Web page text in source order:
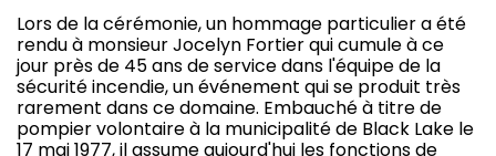
Lors de la cérémonie, un hommage particulier a été
rendu à monsieur Jocelyn Fortier qui cumule à ce
jour près de 45 ans de service dans l'équipe de la
sécurité incendie, un événement qui se produit très
rarement dans ce domaine. Embauché à titre de
pompier volontaire à la municipalité de Black Lake le
17 mai 1977, il assume aujourd'hui les fonctions de